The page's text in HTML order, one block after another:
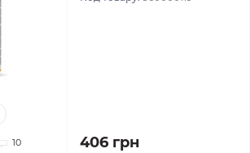
10 406 грн